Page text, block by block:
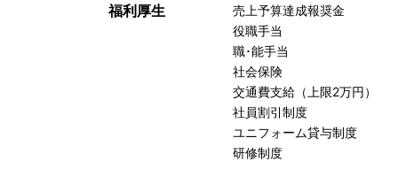
福利厚生
売上予算達成報奨金
役職手当
職･能手当
社会保険
交通費支給（上限2万円）
社員割引制度
ユニフォーム貸与制度
研修制度